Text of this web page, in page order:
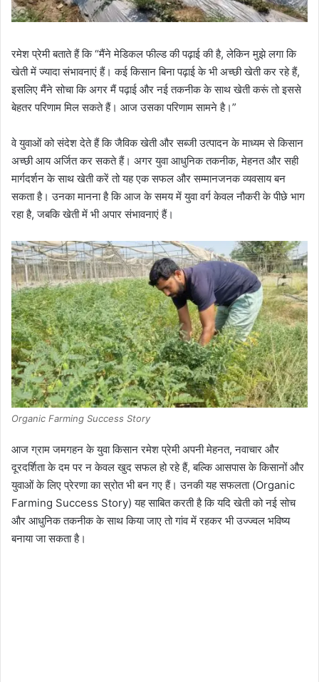
रमेश प्रेमी बताते हैं कि “मैंने मेडिकल फील्ड की पढ़ाई की है, लेकिन मुझे लगा कि
खेती में ज्यादा संभावनाएं हैं। कई किसान बिना पढ़ाई के भी अच्छी खेती कर रहे हैं,
इसलिए मैंने सोचा कि अगर मैं पढ़ाई और नई तकनीक के साथ खेती करूं तो इससे
बेहतर परिणाम मिल सकते हैं। आज उसका परिणाम सामने है।”
वे युवाओं को संदेश देते हैं कि जैविक खेती और सब्जी उत्पादन के माध्यम से किसान
अच्छी आय अर्जित कर सकते हैं। अगर युवा आधुनिक तकनीक, मेहनत और सही
मार्गदर्शन के साथ खेती करें तो यह एक सफल और सम्मानजनक व्यवसाय बन
सकता है। उनका मानना है कि आज के समय में युवा वर्ग केवल नौकरी के पीछे भाग
रहा है, जबकि खेती में भी अपार संभावनाएं हैं।
Organic Farming Success Story
आज ग्राम जमगहन के युवा किसान रमेश प्रेमी अपनी मेहनत, नवाचार और
दूरदर्शिता के दम पर न केवल खुद सफल हो रहे हैं, बल्कि आसपास के किसानों और
युवाओं के लिए प्रेरणा का स्रोत भी बन गए हैं। उनकी यह सफलता (Organic
Farming Success Story) यह साबित करती है कि यदि खेती को नई सोच
और आधुनिक तकनीक के साथ किया जाए तो गांव में रहकर भी उज्ज्वल भविष्य
बनाया जा सकता है।